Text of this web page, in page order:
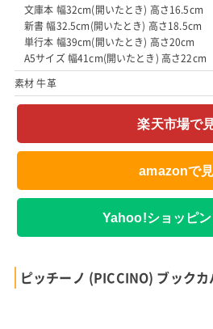
文庫本 幅32cm(開いたとき) 高さ16.5cm
新書 幅32.5cm(開いたとき) 高さ18.5cm
単行本 幅39cm(開いたとき) 高さ20cm
A5サイズ 幅41cm(開いたとき) 高さ22cm
素材 牛革
楽天市場で
amazonで
Yahoo!ショッピ
ピッチーノ (PICCINO) ブック